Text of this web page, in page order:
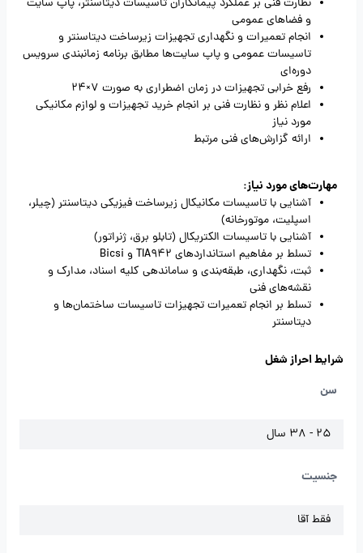
نظارت فنی بر عملکرد پیمانکاران تاسیسات دیتاسنتر، پاپ سایت
و فضاهای عمومی
انجام تعمیرات و نگهداری تجهیزات زیرساخت دیتاسنتر و
تاسیسات عمومی و پاپ سایت‌ها مطابق برنامه زمانبندی سرویس
دوره‌ای
رفع خرابی تجهیزات در زمان اضطراری به صورت 7×24
اعلام نظر و نظارت فنی بر انجام خرید تجهیزات و لوازم مکانیکی
مورد نیاز
ارائه گزارش‌های فنی مرتبط
مهارت‌های مورد نیاز:
آشنایی با تاسیسات مکانیکال زیرساخت فیزیکی دیتاسنتر (چیلر،
اسپلیت، موتورخانه)
آشنایی با تاسیسات الکتریکال (تابلو برق، ژنراتور)
تسلط بر مفاهیم استانداردهای TIA942 و Bicsi
ثبت، نگهداری، طبقه‌بندی و ساماندهی کلیه اسناد، مدارک و
نقشه‌های فنی
تسلط بر انجام تعمیرات تجهیزات تاسیسات ساختمان‌ها و
دیتاسنتر
شرایط احراز شغل
سن
25 - 38 سال
جنسیت
فقط آقا